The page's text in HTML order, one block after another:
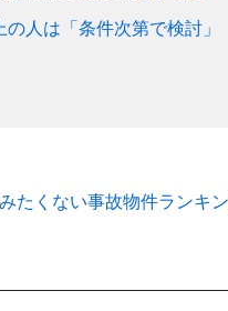
人は「条件次第で検討」
たくない事故物件ランキ